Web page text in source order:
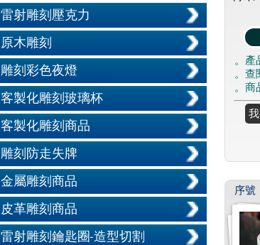
雷射雕刻壓克力
原木雕刻
雕刻彩色夜燈
客製化雕刻玻璃杯
客製化雕刻商品
雕刻防走失牌
金屬雕刻商品
皮革雕刻商品
雷射雕刻鑰匙圈-造型切割